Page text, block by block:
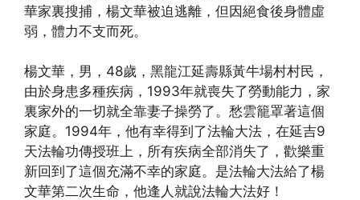
華家裏搜捕，楊文華被迫逃離，但因絕食後身體虛
弱，體力不支而死。
楊文華，男，48歲，黑龍江延壽縣黃牛場村村民，
由於身患多種疾病，1993年就喪失了勞動能力，家
裏家外的一切就全靠妻子操勞了。愁雲籠罩著這個
家庭。1994年，他有幸得到了法輪大法，在延吉9
天法輪功傳授班上，所有疾病全部消失了，歡樂重
新回到了這個充滿不幸的家庭。是法輪大法給了楊
文華第二次生命，他逢人就說法輪大法好！